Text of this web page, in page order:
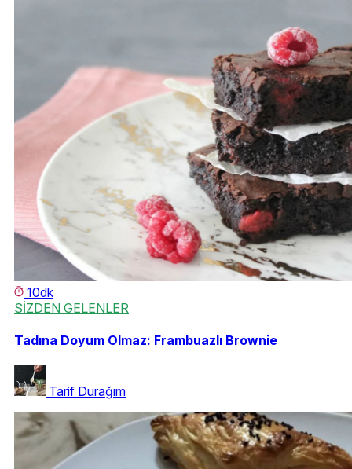
10dk
SİZDEN GELENLER
Tadına Doyum Olmaz: Frambuazlı Brownie
Tarif Durağım